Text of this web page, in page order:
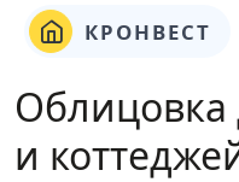
КРОНВЕСТ
и